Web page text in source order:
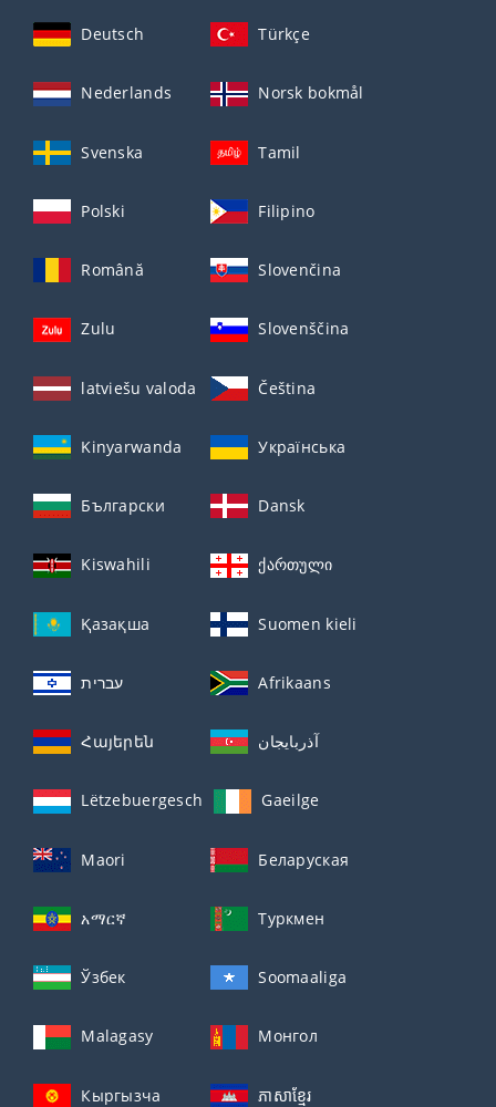
Deutsch Türkçe
Nederlands Norsk bokmål
Svenska Tamil
Polski Filipino
Română Slovenčina
Zulu Slovenščina
latviešu valoda Čeština
Kinyarwanda Українська
Български Dansk
Kiswahili ქართული
Қазақша Suomen kieli
עברית Afrikaans
Հայերեն آذربايجان
Lëtzebuergesch Gaeilge
Maori Беларуская
አማርኛ Туркмен
Ўзбек Soomaaliga
Malagasy Монгол
Кыргызча ភាសាខ្មែរ